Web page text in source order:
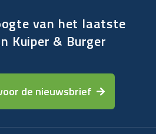
van het laatste
Kuiper & Burger
de nieuwsbrief